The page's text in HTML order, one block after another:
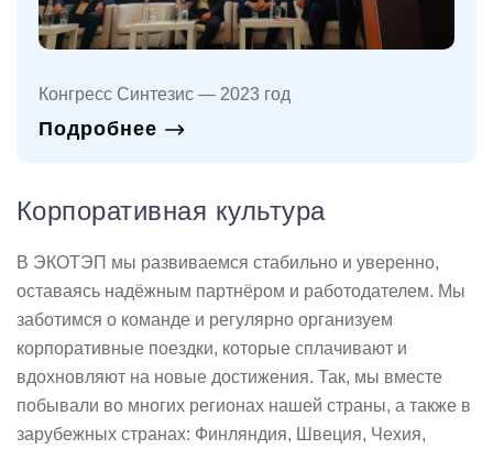
Конгресс Синтезис — 2023 год
Подробнее
Корпоративная культура
В ЭКОТЭП мы развиваемся стабильно и уверенно,
оставаясь надёжным партнёром и работодателем. Мы
заботимся о команде и регулярно организуем
корпоративные поездки, которые сплачивают и
вдохновляют на новые достижения. Так, мы вместе
побывали во многих регионах нашей страны, а также в
зарубежных странах: Финляндия, Швеция, Чехия,